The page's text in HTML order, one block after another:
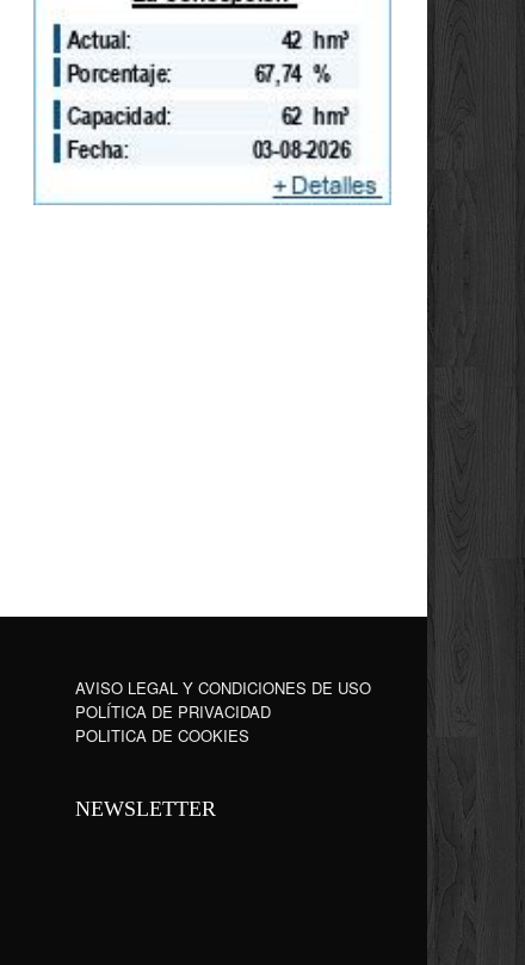
AVISO LEGAL Y CONDICIONES DE USO
POLÍTICA DE PRIVACIDAD
POLITICA DE COOKIES
NEWSLETTER